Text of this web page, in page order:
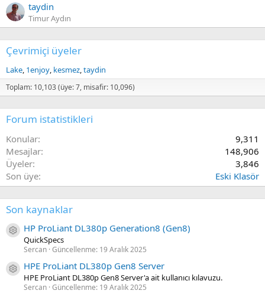
taydin
Timur Aydın
Çevrimiçi üyeler
Lake 1enjoy kesmez taydin
Toplam: 10,103 (üye: 7, misafir: 10,096)
Forum istatistikleri
Konular
9,311
Mesajlar
148,906
Üyeler
3,846
Son üye
Eski Klasör
Son kaynaklar
Kaynak ikon/amblem
HP ProLiant DL380p Generation8 (Gen8)
QuickSpecs
Sercan Güncellenme: 19 Aralık 2025
Kaynak ikon/amblem
HPE ProLiant DL380p Gen8 Server
HPE ProLiant DL380p Gen8 Server'a ait kullanıcı kılavuzu.
Sercan Güncellenme: 19 Aralık 2025